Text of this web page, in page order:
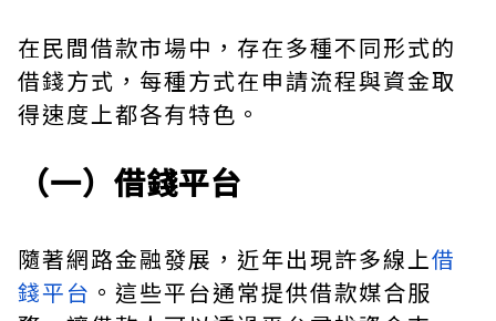
在民間借款市場中，存在多種不同形式的
借錢方式，每種方式在申請流程與資金取
得速度上都各有特色。
（一）借錢平台
隨著網路金融發展，近年出現許多線上借
錢平台 。這些平台通常提供借款媒合服